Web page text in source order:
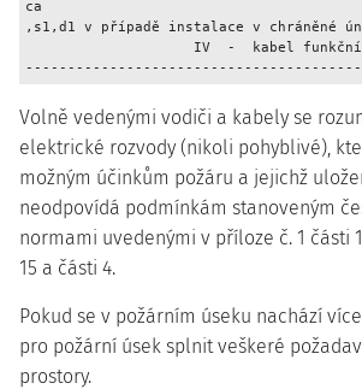
ca
,s1,d1 v případě instalace v chráněné
IV  -  kabel
Volně vedenými vodiči a kabely se
elektrické rozvody (nikoli pohyblivé),
možným účinkům požáru a jejichž
neodpovídá podmínkám stanoveným
normami uvedenými v příloze č. 1 části
15 a části 4.
Pokud se v požárním úseku nachází
pro požární úsek splnit veškeré
prostory.